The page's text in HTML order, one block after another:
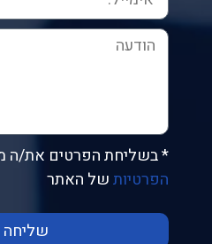
* בשליחת הפרטים את/
הפרטיותשל האתר
שליחה